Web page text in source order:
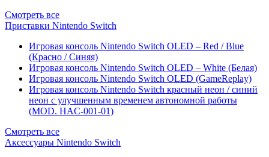
Смотреть все
Приставки Nintendo Switch
Игровая консоль Nintendo Switch OLED – Red / Blue
(Красно / Синяя)
Игровая консоль Nintendo Switch OLED – White (Белая)
Игровая консоль Nintendo Switch OLED (GameReplay)
Игровая консоль Nintendo Switch красный неон / синий
неон с улучшенным временем автономной работы
(MOD. HAC-001-01)
Смотреть все
Аксессуары Nintendo Switch